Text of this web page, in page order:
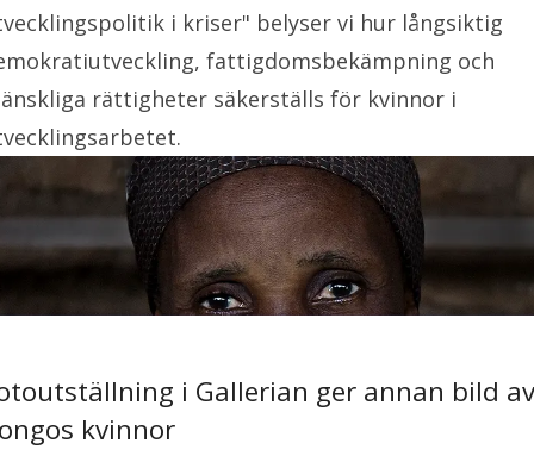
i kriser" belyser vi hur långsiktig
fattigdomsbekämpning och
rättigheter säkerställs för kvinnor i
i Gallerian ger annan bild av
kvinnor